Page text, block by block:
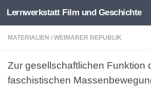
Zum Inhalt springen
Lernwerkstatt Film und Geschichte
MATERIALIEN / WEIMARER REPUBLIK
Zur gesellschaftlichen Funktion
faschistischen